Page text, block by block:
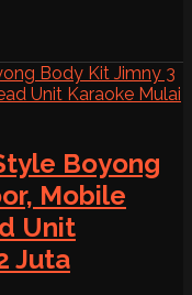
Boyong
Mobile
Unit
Juta